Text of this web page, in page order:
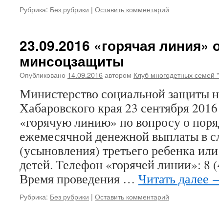
Рубрика: Без рубрики | Оставить комментарий
23.09.2016 «горячая линия»
минсоцзащиты
Опубликовано 14.09.2016автором Клуб многодетных
Министерство социальной защиты
Хабаровского края 23 сентября
«горячую линию» по вопросу о
ежемесячной денежной выплаты в
(усыновления) третьего ребенка
детей. Телефон «горячей линии»: 8
Время проведения … Читать далее
Рубрика: Без рубрики | Оставить комментарий